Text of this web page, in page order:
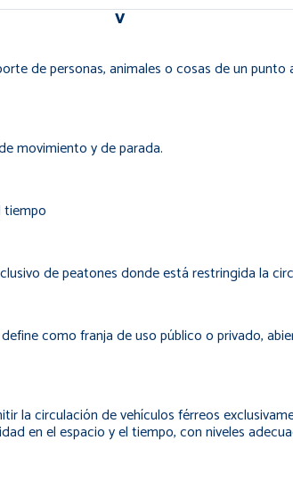
la
navegación
V
de personas, animales o cosas de un
movimiento y de parada.
tiempo
de peatones donde está restringida la
como franja de uso público o privado,
la circulación de vehículos férreos
en el espacio y el tiempo, con niveles